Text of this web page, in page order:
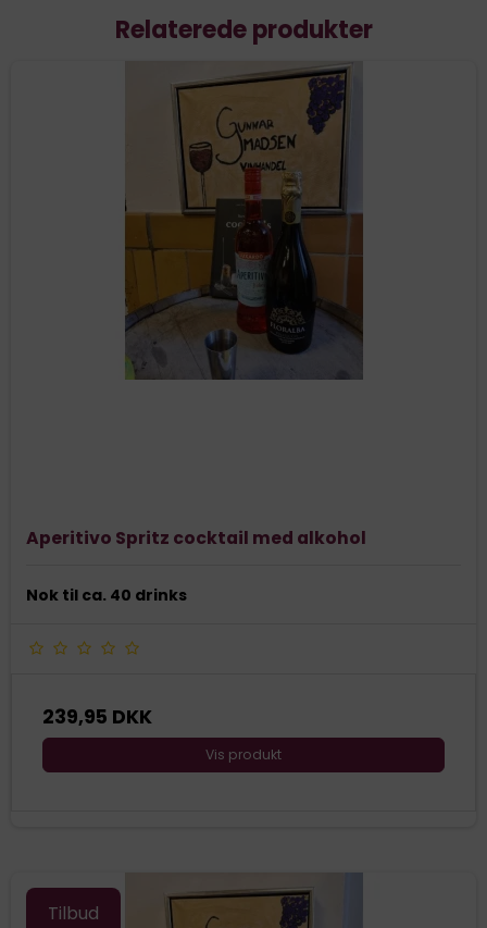
Relaterede produkter
Aperitivo Spritz cocktail med alkohol
Nok til ca. 40 drinks
239,95 DKK
Vis produkt
Tilbud